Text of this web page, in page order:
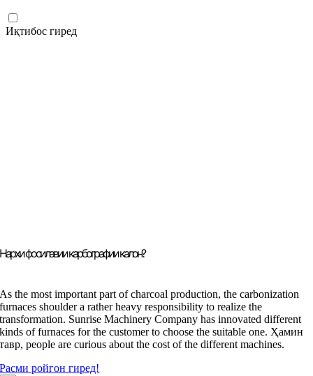
Иқтибос гиред
Нархи фосилавии карбографии калон?
As the most important part of charcoal production,the carbonization
furnaces shoulder a rather heavy responsibility to realize the
transformation. Sunrise Machinery Company has innovated different
kinds of furnaces for the customer to choose the suitable one. Ҳамин
тавр,people are curious about the cost of the different machines.
Расми ройгон гиред!